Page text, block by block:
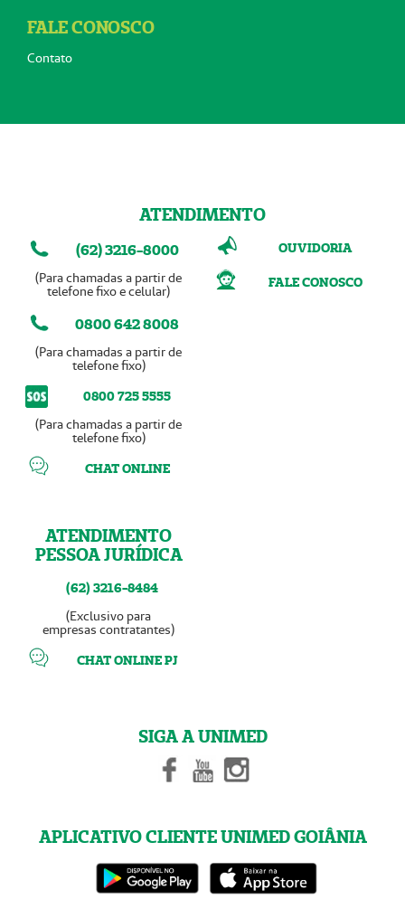
FALE CONOSCO
Contato
ATENDIMENTO
(62) 3216-8000
(Para chamadas a partir de
telefone fixo e celular)
0800 642 8008
(Para chamadas a partir de
telefone fixo)
0800 725 5555
(Para chamadas a partir de
telefone fixo)
CHAT ONLINE
ATENDIMENTO
PESSOA JURÍDICA
(62) 3216-8484
(Exclusivo para
empresas contratantes)
CHAT ONLINE PJ
OUVIDORIA
FALE CONOSCO
SIGA A UNIMED
APLICATIVO CLIENTE UNIMED GOIÂNIA